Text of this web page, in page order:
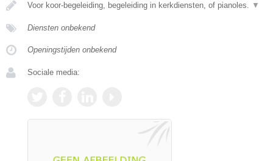
Voor koor-begeleiding, begeleiding in kerkdiensten, of pianoles. ▼
Diensten onbekend
Openingstijden onbekend
Sociale media: